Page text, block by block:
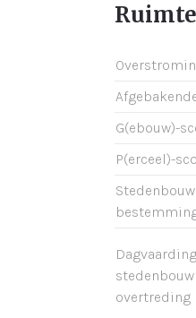
G(ebouw)-
P(erceel)-
overtreding